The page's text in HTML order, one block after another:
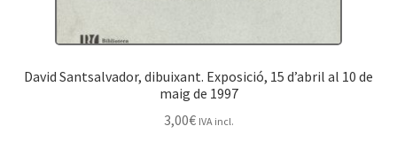
David Santsalvador, dibuixant. Exposició, 15 d’abril al 10 de
maig de 1997
3,00€ IVA incl.